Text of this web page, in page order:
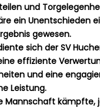
und
ein Unentschieden
gewesen.
sich der SV
effiziente
und eine
Leistung.
Mannschaft kämpfte,